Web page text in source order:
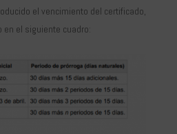
el vencimiento del certificado,
el siguiente cuadro: